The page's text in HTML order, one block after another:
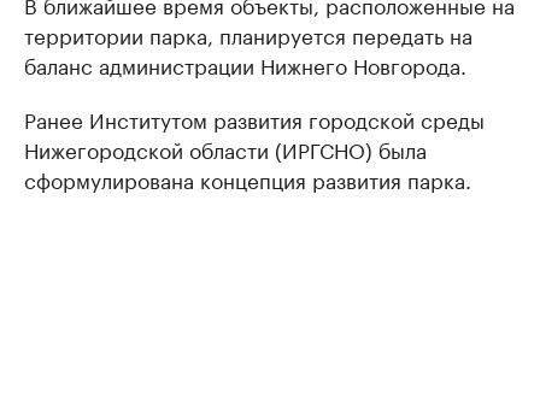
территории парка, планируется передать на
баланс администрации Нижнего Новгорода.
Ранее Институтом развития городской среды
Нижегородской области (ИРГСНО) была
сформулирована концепция развития парка.